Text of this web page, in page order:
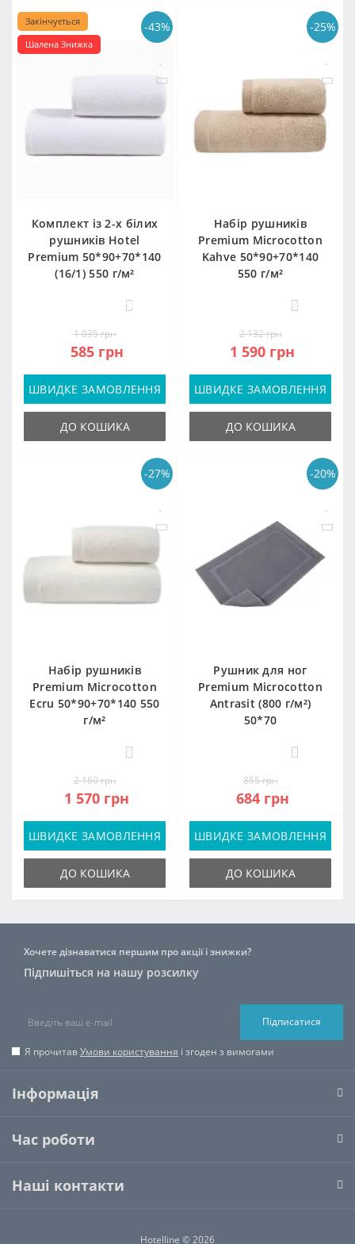
-43%
Закінчується
Шалена Знижка
Комплект із 2-х білих
рушників Hotel
Premium 50*90+70*140
(16/1) 550 г/м²
11
1 035 грн
585 грн
ШВИДКЕ ЗАМОВЛЕННЯ
ДО КОШИКА
-25%
Набір рушників
Premium Microcotton
Kahve 50*90+70*140
550 г/м²
35
2 132 грн
1 590 грн
ШВИДКЕ ЗАМОВЛЕННЯ
ДО КОШИКА
-27%
Набір рушників
Premium Microcotton
Ecru 50*90+70*140 550
г/м²
35
2 160 грн
1 570 грн
ШВИДКЕ ЗАМОВЛЕННЯ
ДО КОШИКА
-20%
Рушник для ног
Premium Microcotton
Antrasit (800 г/м²)
50*70
0
855 грн
684 грн
ШВИДКЕ ЗАМОВЛЕННЯ
ДО КОШИКА
Хочете дізнаватися першим про акції і знижки?
Підпишіться на нашу розсилку
Підписатися
Я прочитавУмови користування і згоден з вимогами
Інформація
Час роботи
Наші контакти
Hotelline © 2026